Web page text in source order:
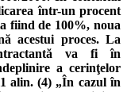
într-un procent
fiind de 100%, noua
acestui proces. La
va fi în
a cerinţelor
alin. (4) „În cazul în